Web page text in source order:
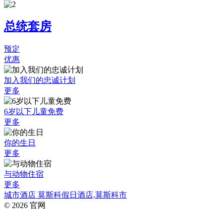
总统套房
预定
优惠
加入我们的忠诚计划
更多
6岁以下儿童免费
更多
你的生日
更多
与动物住宿
更多
城市酒店 莫斯科假日酒店,莫斯科市
© 2026 官网